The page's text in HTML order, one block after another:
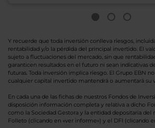
Y recuerde que toda inversión conlleva riesgos,
rentabilidad y/o la pérdida del principal invertido. El
sujeto a fluctuaciones del mercado, sin que
garanticen resultados en el futuro ni sean indicativas
futuras. Toda inversión implica riesgo. El Grupo EBN
cualquier capital invertido mantendrá o aumentará su
En cada una de las fichas de nuestros Fondos de
disposición información completa y relativa a dicho
como la Sociedad Gestora y la entidad depositaria del
Folleto (clicando en «ver informe») y el DFI (clicando